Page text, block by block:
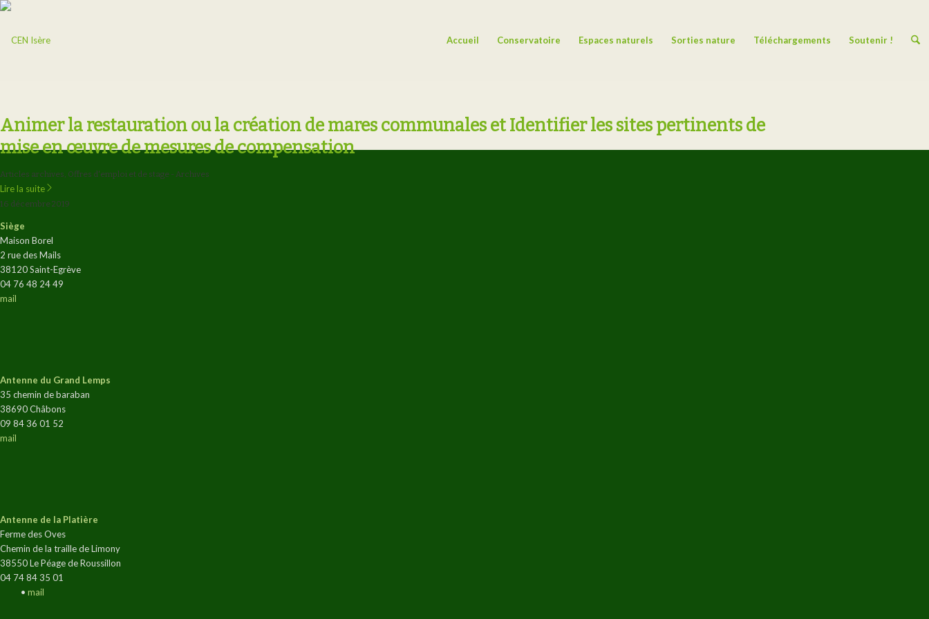
Accueil Conservatoire Espaces naturels Sorties nature Téléchargements Soutenir !
Animer la restauration ou la création de mares communales et Identifier les sites pertinents de
mise en œuvre de mesures de compensation
Articles archives, Offres d'emploi et de stage - Archives
Lire la suite
16 décembre 2019
Siège
Maison Borel
2 rue des Mails
38120 Saint-Egrève
04 76 48 24 49
mail
Antenne du Grand Lemps
35 chemin de baraban
38690 Châbons
09 84 36 01 52
mail
Antenne de la Platière
Ferme des Oves
Chemin de la traille de Limony
38550 Le Péage de Roussillon
04 74 84 35 01
• mail